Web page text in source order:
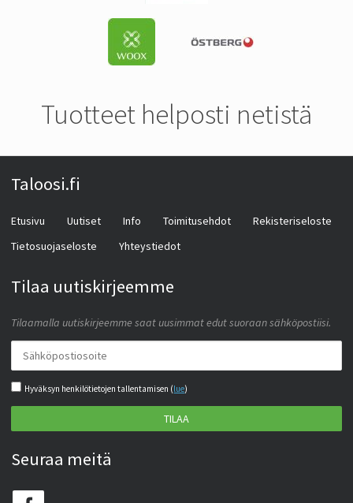
Tuotteet helposti netistä
Taloosi.fi
Etusivu Uutiset Info Toimitusehdot
Rekisteriseloste
Tietosuojaseloste
Yhteystiedot
Tilaa uutiskirjeemme
Tilaamalla uutiskirjeemme saat uusimmat edut suoraan sähköpostiisi.
Hyväksyn henkilötietojen tallentamisen (lue)
TILAA
Seuraa meitä